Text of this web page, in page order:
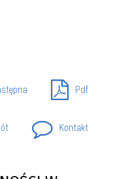
Pdf
Kontakt